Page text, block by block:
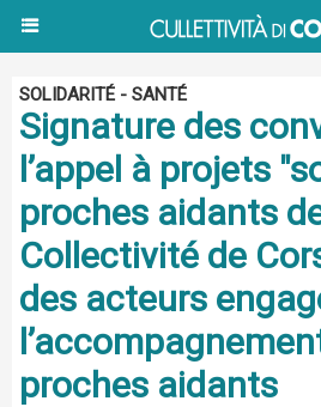
SOLIDARITÉ - SANTÉ
Signature des
l’appel à projets
proches aidants
Collectivité de
des acteurs
proches aidants